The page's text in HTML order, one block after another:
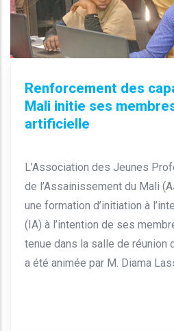
Renforcement des
Mali initie ses
artificielle
L’Association des Jeunes
de l’Assainissement du Mali
une formation d’initiation à
(IA) à l’intention de ses
tenue dans la salle de réunion
a été animée par M. Diama